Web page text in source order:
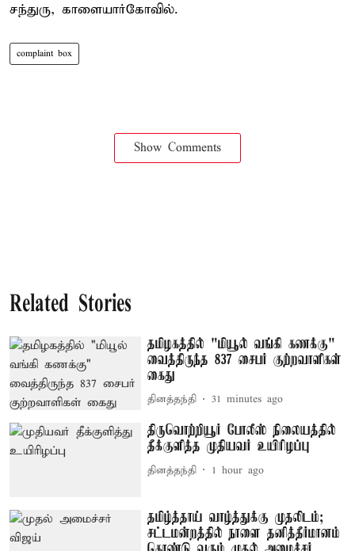
சந்துரு, காளையார்கோவில்.
complaint box
Show Comments
Related Stories
தமிழகத்தில் "மியூல் வங்கி கணக்கு"
வைத்திருந்த 837 சைபர் குற்றவாளிகள்
கைது
தினத்தந்தி 31 minutes ago
திருவொற்றியூர் போலீஸ் நிலையத்தில்
தீக்குளித்த முதியவர் உயிரிழப்பு
தினத்தந்தி 1 hour ago
தமிழ்த்தாய் வாழ்த்துக்கு முதலிடம்;
சட்டமன்றத்தில் நாளை தனித்தீர்மானம்